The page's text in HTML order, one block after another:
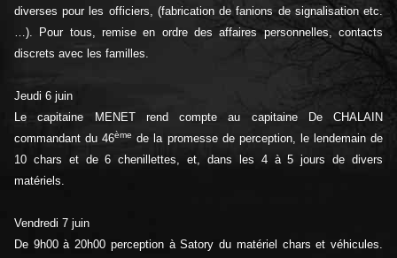
diverses pour les officiers, (fabrication de fanions de signalisation etc.
…). Pour tous, remise en ordre des affaires personnelles, contacts
discrets avec les familles.
Jeudi 6 juin
Le capitaine MENET rend compte au capitaine De CHALAIN
commandant du 46ème de la promesse de perception, le lendemain de
10 chars et de 6 chenillettes, et, dans les 4 à 5 jours de divers
matériels.
Vendredi 7 juin
De 9h00 à 20h00 perception à Satory du matériel chars et véhicules.